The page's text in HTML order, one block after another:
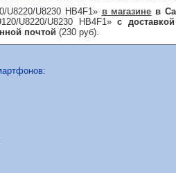
U8220/U8230 HB4F1» в магазине в
U8220/U8230 HB4F1»с
почтой (230 руб).